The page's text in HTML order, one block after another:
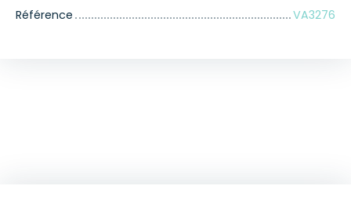
Référence VA3276